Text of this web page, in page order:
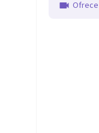
Ofrece